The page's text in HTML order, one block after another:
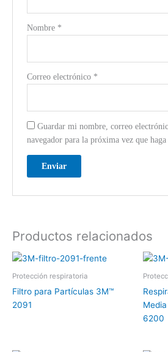
Nombre *
Correo electrónico *
Guardar mi nombre, correo
navegador para la próxima vez que
Productos relacionados
Protección respiratoria
Filtro para Partículas 3M™
2091
6200